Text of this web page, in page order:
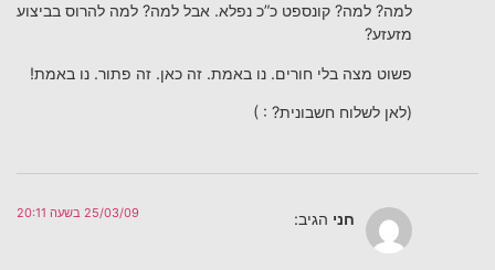
למה? למה? קונספט כ”כ נפלא. אבל למה? למה להרוס בביצוע
מזעזע?
פשוט מצה בלי חורים. נו באמת. זה כאן. זה פתור. נו באמת!
(לאן לשלוח חשבונית? : )
חני הגיב: 25/03/09 בשעה 20:11